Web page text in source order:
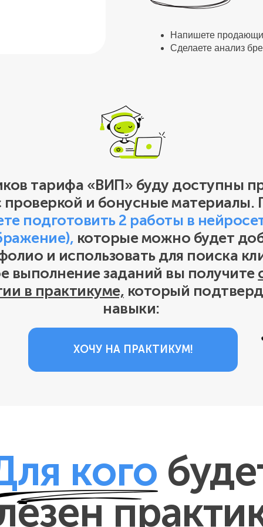
Напишете
Сделаете анализ
Как превратить
клиентов
Как устроен
востребованы,
Сколько платят
конкурентов и
ДЕНЬ 2
Пошаговый план
помощью
Какие этапы
полной
С чего начать
ИИ
ДЕНЬ 3
(только для
тарифа «ВИП» буду доступны
проверкой и бонусные материалы.
подготовить 2 работы в
которые можно будет
и использовать для поиска
выполнение заданий вы получите
в практикуме, который
навыки:
ХОЧУ НА ПРАКТИКУМ!
кого
Эксперты и
предприни-
матели